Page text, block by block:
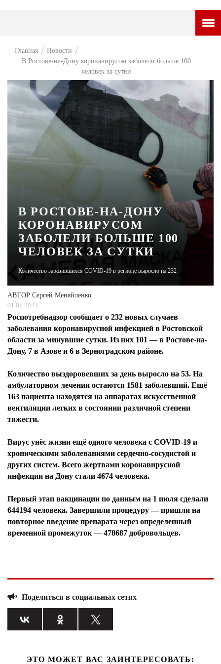
НОВОСТИ
ВОПРОС НЕДЕЛИ
ПРЕМЬЕРА
ТАМ И ТУТ
СТИЛЬ ЖИЗНИ
ХАЙП
ЧЕЛОВЕК ОСОБЕННЫЙ
АФИША
ЖУРНАЛ
Главная
Новости
В Ростове-на-Дону коронавирусом заболели больше 100
человек за сутки
В РОСТОВЕ-НА-ДОНУ
КОРОНАВИРУСОМ
ЗАБОЛЕЛИ БОЛЬШЕ 100
ЧЕЛОВЕК ЗА СУТКИ
Количество заразившихся COVID-19 в регионе выросло на 232
АВТОР Сергей Меняйленко
01.07.2021
Роспотребнадзор сообщает о 232 новых случаев
заболевания коронавирусной инфекцией в Ростовской
области за минувшие сутки. Из них 101 — в Ростове-на-
Дону, 7 в Азове и 6 в Зерноградском районе.
Количество выздоровевших за день выросло на 53. На
амбулаторном лечении остаются 1581 заболевший. Ещё
163 пациента находятся на аппаратах искусственной
вентиляции легких в состоянии различной степени
тяжести.
Вирус унёс жизни ещё одного человека с COVID-19 и
хроническими заболеваниями сердечно-сосудистой и
других систем. Всего жертвами коронавирусной
инфекции на Дону стали 4674 человека.
Первый этап вакцинации по данным на 1 июля сделали
644194 человека. Завершили процедуру — пришли на
повторное введение препарата через определенный
временной промежуток — 478687 добровольцев.
Поделиться в социальных сетях
ЭТО МОЖЕТ ВАС ЗАИНТЕРЕСОВАТЬ: